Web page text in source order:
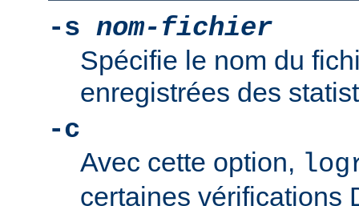
-s nom-fichier
Spécifie le nom du
enregistrées des
-c
Avec cette option,
certaines vérifications